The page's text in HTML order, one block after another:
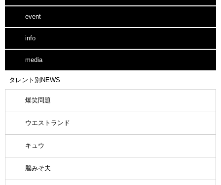
event
info
media
タレント別NEWS
爆笑問題
ウエストランド
キュウ
脳みそ夫